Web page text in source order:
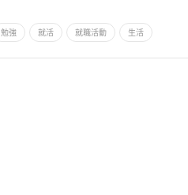
勉強 就活 就職活動 生活